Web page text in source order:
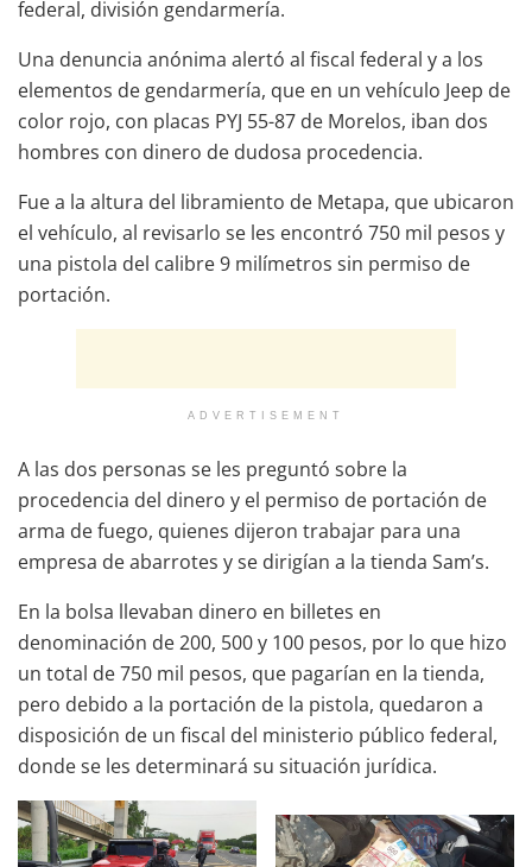
federal, división gendarmería.
Una denuncia anónima alertó al fiscal federal y a los
elementos de gendarmería, que en un vehículo Jeep de
color rojo, con placas PYJ 55-87 de Morelos, iban dos
hombres con dinero de dudosa procedencia.
Fue a la altura del libramiento de Metapa, que ubicaron
el vehículo, al revisarlo se les encontró 750 mil pesos y
una pistola del calibre 9 milímetros sin permiso de
portación.
ADVERTISEMENT
A las dos personas se les preguntó sobre la
procedencia del dinero y el permiso de portación de
arma de fuego, quienes dijeron trabajar para una
empresa de abarrotes y se dirigían a la tienda Sam’s.
En la bolsa llevaban dinero en billetes en
denominación de 200, 500 y 100 pesos, por lo que hizo
un total de 750 mil pesos, que pagarían en la tienda,
pero debido a la portación de la pistola, quedaron a
disposición de un fiscal del ministerio público federal,
donde se les determinará su situación jurídica.